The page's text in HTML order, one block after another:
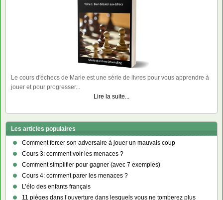
Le cours d'échecs de Marie est une série de livres pour vous apprendre à
jouer et pour progresser...
Lire la suite...
Les articles populaires
Comment forcer son adversaire à jouer un mauvais coup
Cours 3: comment voir les menaces ?
Comment simplifier pour gagner (avec 7 exemples)
Cours 4: comment parer les menaces ?
L’élo des enfants français
11 pièges dans l’ouverture dans lesquels vous ne tomberez plus